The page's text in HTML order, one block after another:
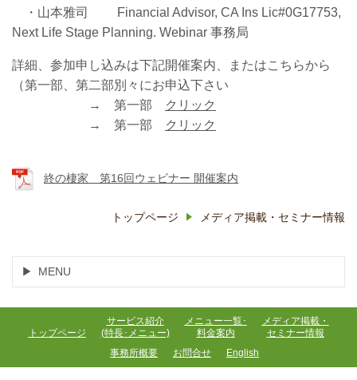
・ ⼭本雅司 Financial Advisor, CA Ins Lic#0G17753,
Next Life Stage Planning. Webinar 事務局
詳細、参加申し込みは下記開催案内、またはこちらから
（第一部、第二部別々にお申込下さい
→ 第一部
クリック
→ 第一部
クリック
終の棲家 第16回ウェビナー 開催案内
トップページ メディア掲載・セミナー情報
MENU
トップページ
サービス紹介
(特長･メニュー)
メニュー一覧･
料金案内
メディア掲載・
セミナー情報
事務所概要
お問合せ English